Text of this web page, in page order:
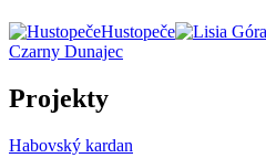
Hustopeče
Czarny Dunajec
Projekty
Habovský kardan